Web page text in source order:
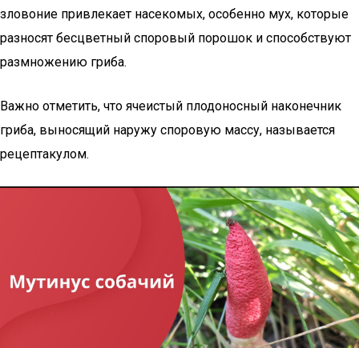
зловоние привлекает насекомых, особенно мух, которые
разносят бесцветный споровый порошок и способствуют
размножению гриба.
Важно отметить, что ячеистый плодоносный наконечник
гриба, выносящий наружу споровую массу, называется
рецептакулом.